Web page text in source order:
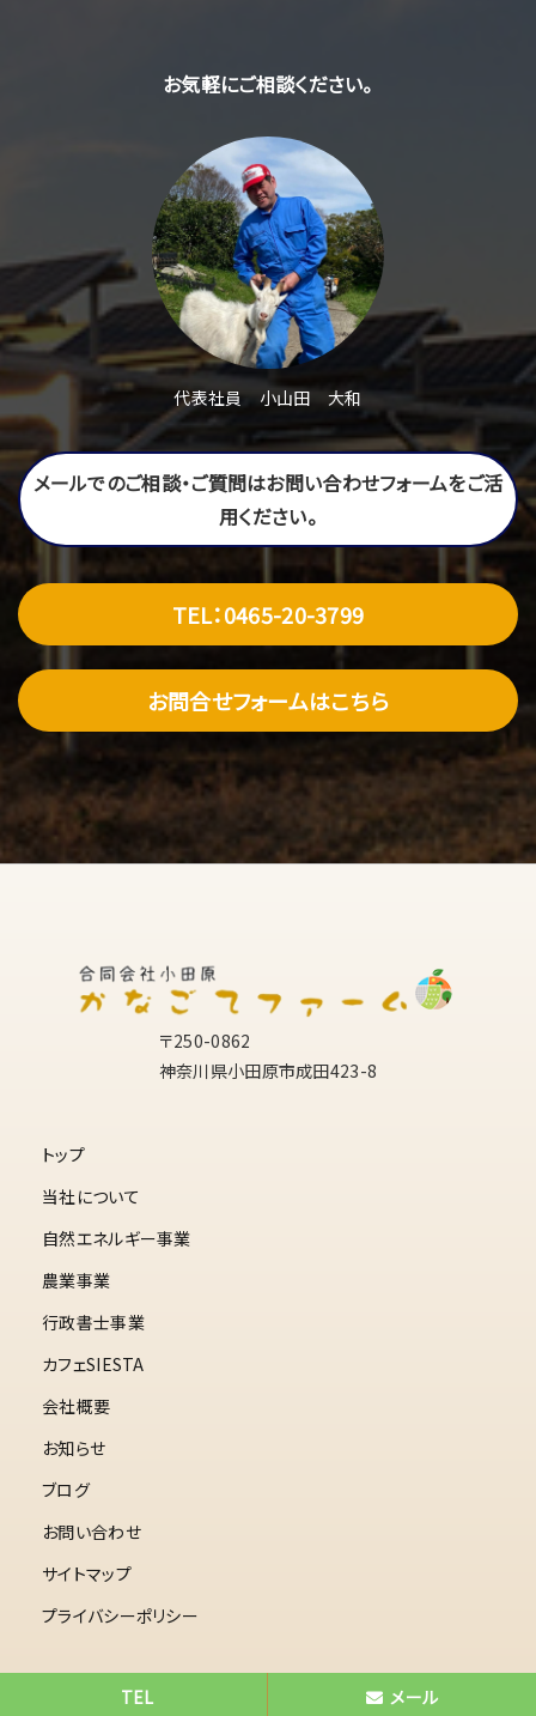
お気軽にご相談ください。
代表社員 小山田 大和
メールでのご相談・ご質問はお問い合わせフォームをご活
用ください。
TEL：0465-20-3799
お問合せフォームはこちら
〒250-0862
神奈川県小田原市成田423-8
トップ
当社について
自然エネルギー事業
農業事業
行政書士事業
カフェSIESTA
会社概要
お知らせ
ブログ
お問い合わせ
サイトマップ
プライバシーポリシー
© 2026 伊橋行政書士法務事務所
TEL メール